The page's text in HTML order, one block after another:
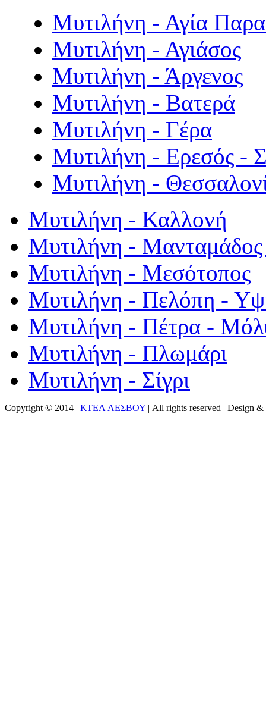
Μυτιλήνη - Αγία
Μυτιλήνη - Αγιάσος
Μυτιλήνη - Άργενος
Μυτιλήνη - Βατερά
Μυτιλήνη - Γέρα
Μυτιλήνη - Ερεσός -
Μυτιλήνη -
Μυτιλήνη - Καλλονή
Μυτιλήνη - Μανταμάδος
Μυτιλήνη - Μεσότοπος
Μυτιλήνη - Πελόπη -
Μυτιλήνη - Πέτρα -
Μυτιλήνη - Πλωμάρι
Μυτιλήνη - Σίγρι
Copyright © 2014 | ΚΤΕΛ ΛΕΣΒΟΥ | All rights reserved | Design &